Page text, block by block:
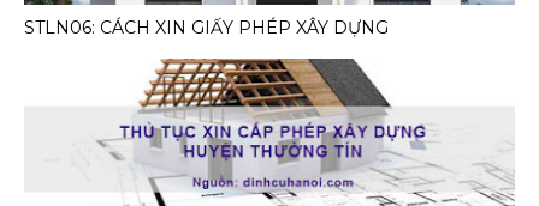
STLN06: CÁCH XIN GIẤY PHÉP XÂY DỰNG